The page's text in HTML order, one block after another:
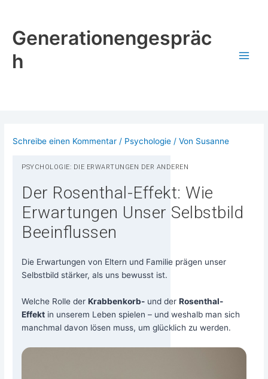
springen
Generationengespräc
h
Schreibe einen Kommentar / Psychologie / Von Susanne
PSY­CHO­LO­GIE: DIE ERWAR­TUN­GEN DER ANDEREN
Der Rosenthal-Effekt: Wie
Erwartungen Unser Selbstbild
Beeinflussen
Die Erwar­tun­gen von Eltern und Fami­lie prä­gen unser
Selbst­bild stär­ker, als uns bewusst ist.
Wel­che Rol­le derKrab­ben­korb- und derRosen­thal-
Effekt in unse­rem Leben spie­len – und wes­halb man sich
manch­mal davon lösen muss, um glück­lich zu werden.